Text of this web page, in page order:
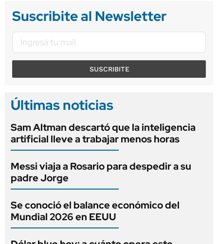
Suscribite al Newsletter
SUSCRIBITE
Últimas noticias
Sam Altman descartó que la inteligencia
artificial lleve a trabajar menos horas
Messi viaja a Rosario para despedir a su
padre Jorge
Se conoció el balance económico del
Mundial 2026 en EEUU